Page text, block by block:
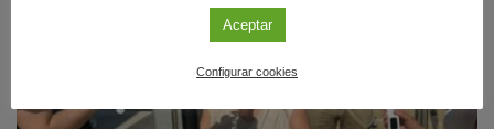
Aceptar
Configurar cookies